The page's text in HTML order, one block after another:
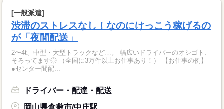
[一般派遣]
渋滞のストレスなし！なのにけっこう稼げるの
が「夜間配送」
2〜4t、中型・大型トラックなど…。 幅広いドライバーのオシゴト、
そろってます◎ （全国に3万件以上お仕事あり！） 【お仕事の例】
●センター間配...
ドライバー・配達・配送
岡山県倉敷市/中庄駅